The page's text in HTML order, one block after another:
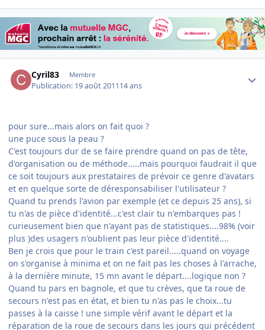
Cyril83 Membre
Publication: 19 août 201114 ans
pour sure...mais alors on fait quoi ?
une puce sous la peau ?
C'est toujours dur de se faire prendre quand on pas de tête,
d'organisation ou de méthode.....mais pourquoi faudrait il que
ce soit toujours aux prestataires de prévoir ce genre d'avatars
et en quelque sorte de déresponsabiliser l'utilisateur ?
Quand tu prends l'avion par exemple (et ce depuis 25 ans), si
tu n'as de pièce d'identité...c'est clair tu n'embarques pas !
curieusement bien que n'ayant pas de statistiques....98% (voir
plus )des usagers n'oublient pas leur pièce d'identité....
Ben je crois que pour le train c'est pareil.....quand on voyage
on s'organise à minima et on ne fait pas les choses à l'arrache,
à la dernière minute, 15 mn avant le départ....logique non ?
Quand tu pars en bagnole, et que tu crèves, que ta roue de
secours n'est pas en état, et bien tu n'as pas le choix...tu
passes à la caisse ! une simple vérif avant le départ et la
réparation de la roue de secours dans les jours qui précédent